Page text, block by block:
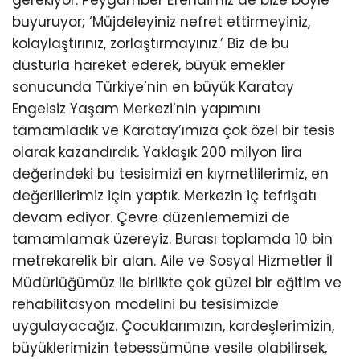
buyuruyor; ‘Müjdeleyiniz nefret ettirmeyiniz,
kolaylaştırınız, zorlaştırmayınız.’ Biz de bu
düsturla hareket ederek, büyük emekler
sonucunda Türkiye’nin en büyük Karatay
Engelsiz Yaşam Merkezi’nin yapımını
tamamladık ve Karatay’ımıza çok özel bir tesis
olarak kazandırdık. Yaklaşık 200 milyon lira
değerindeki bu tesisimizi en kıymetlilerimiz, en
değerlilerimiz için yaptık. Merkezin iç tefrişatı
devam ediyor. Çevre düzenlememizi de
tamamlamak üzereyiz. Burası toplamda 10 bin
metrekarelik bir alan. Aile ve Sosyal Hizmetler İl
Müdürlüğümüz ile birlikte çok güzel bir eğitim ve
rehabilitasyon modelini bu tesisimizde
uygulayacağız. Çocuklarımızın, kardeşlerimizin,
büyüklerimizin tebessümüne vesile olabilirsek,